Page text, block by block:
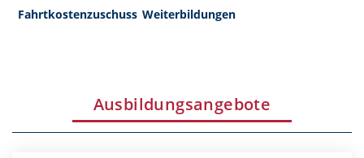
Fahrtkostenzuschuss Weiterbildungen
Ausbildungsangebote